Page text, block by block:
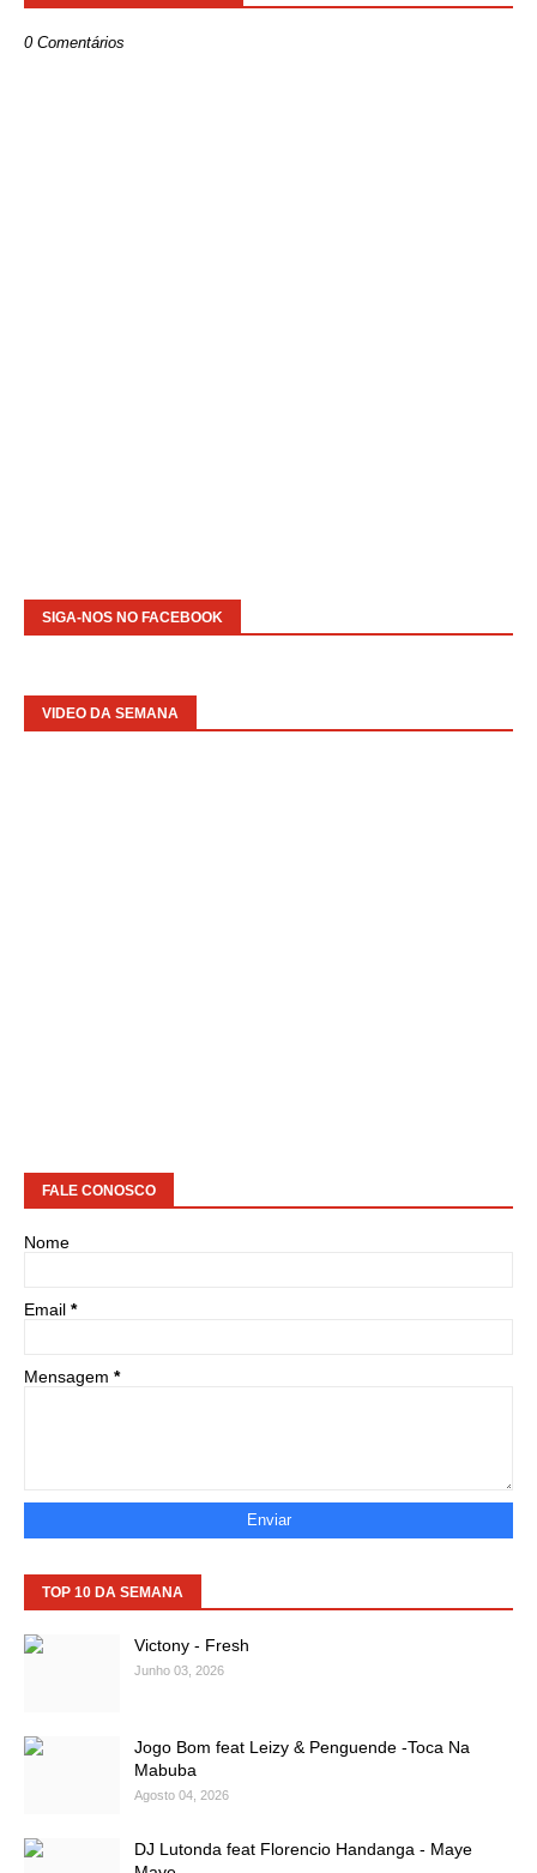
0 Comentários
SIGA-NOS NO FACEBOOK
VIDEO DA SEMANA
FALE CONOSCO
Nome
Email *
Mensagem *
TOP 10 DA SEMANA
Victony - Fresh
Junho 03, 2026
Jogo Bom feat Leizy & Penguende -Toca Na
Mabuba
Agosto 04, 2026
DJ Lutonda feat Florencio Handanga - Maye